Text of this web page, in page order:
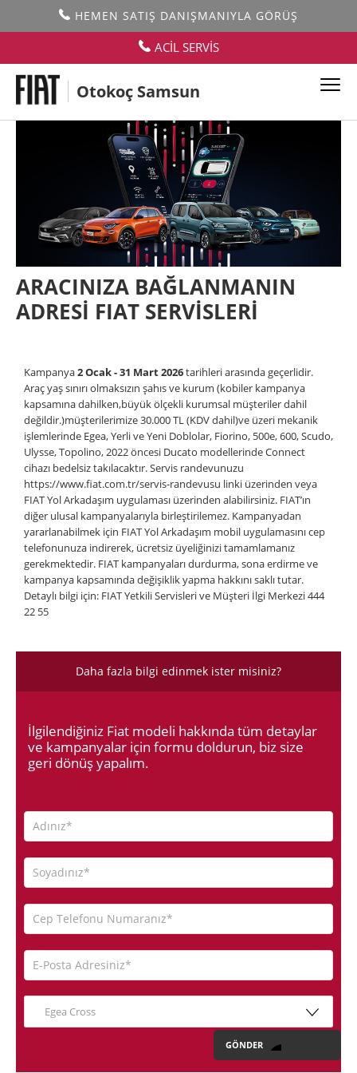
HEMEN SATIŞ DANIŞMANIYLA GÖRÜŞ
ACİL SERVİS
Otokoç Samsun
ARACINIZA BAĞLANMANIN
ADRESİ FIAT SERVİSLERİ
Kampanya2 Ocak - 31 Mart 2026tarihleri arasında geçerlidir.
Araç yaş sınırı olmaksızın şahıs ve kurum (kobiler kampanya
kapsamına dahilken,büyük ölçekli kurumsal müşteriler dahil
değildir.)müşterilerimize 30.000 TL (KDV dahil)ve üzeri mekanik
işlemlerinde Egea, Yerli ve Yeni Doblolar, Fiorino, 500e, 600, Scudo,
Ulysse, Topolino, 2022 öncesi Ducato modellerinde Connect
cihazı bedelsiz takılacaktır. Servis randevunuzu
https://www.fiat.com.tr/servis-randevusu linki üzerinden veya
FIAT Yol Arkadaşım uygulaması üzerinden alabilirsiniz. FIAT’ın
diğer ulusal kampanyalarıyla birleştirilemez. Kampanyadan
yararlanabilmek için FIAT Yol Arkadaşım mobil uygulamasını cep
telefonunuza indirerek, ücretsiz üyeliğinizi tamamlamanız
gerekmektedir. FIAT kampanyaları durdurma, sona erdirme ve
kampanya kapsamında değişiklik yapma hakkını saklı tutar.
Detaylı bilgi için: FIAT Yetkili Servisleri ve Müşteri İlgi Merkezi 444
22 55
Daha fazla bilgi edinmek ister misiniz?
İlgilendiğiniz Fiat modeli hakkında tüm detaylar
ve kampanyalar için formu doldurun, biz size
geri dönüş yapalım.
Egea Cross